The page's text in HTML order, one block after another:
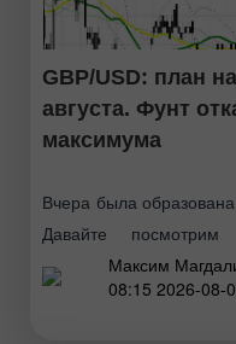
GBP/USD: план
августа. Фунт
максимума
Вчера была
Давайте
разберемся с тем,
утреннем прогнозе я
Максим
08:15 2026-08-